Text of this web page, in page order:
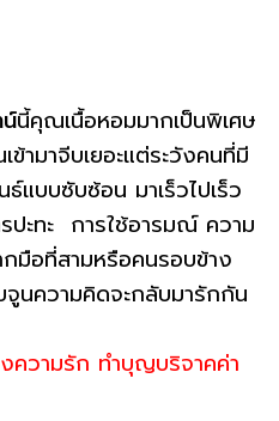
นี้คุณเนื้อหอมมากเป็นพิเศษ
ข้ามาจีบเยอะแต่ระวังคนที่มี
แบบซับซ้อน มาเร็วไปเร็ว
ปะทะ การใช้อารมณ์ ความ
มือที่สามหรือคนรอบข้าง
จูนความคิดจะกลับมารักกัน
ความรัก ทำบุญบริจาคค่า